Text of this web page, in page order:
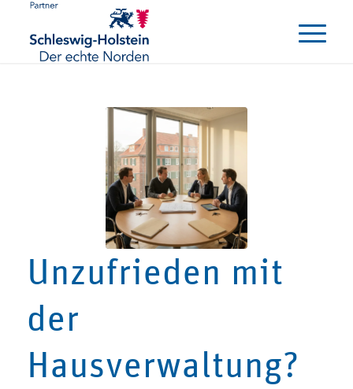
Unzufrieden mit
der
Hausverwaltung?